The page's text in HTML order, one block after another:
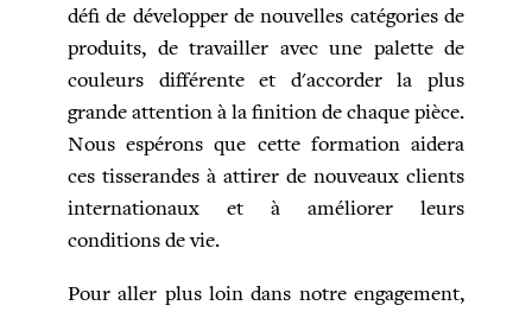
défi de développer de nouvelles catégories de
produits, de travailler avec une palette de
couleurs différente et d'accorder la plus
grande attention à la finition de chaque pièce.
Nous espérons que cette formation aidera
ces tisserandes à attirer de nouveaux clients
internationaux et à améliorer leurs
conditions de vie.
Pour aller plus loin dans notre engagement,